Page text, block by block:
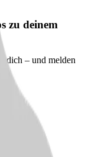
zu deinem
dich – und melden